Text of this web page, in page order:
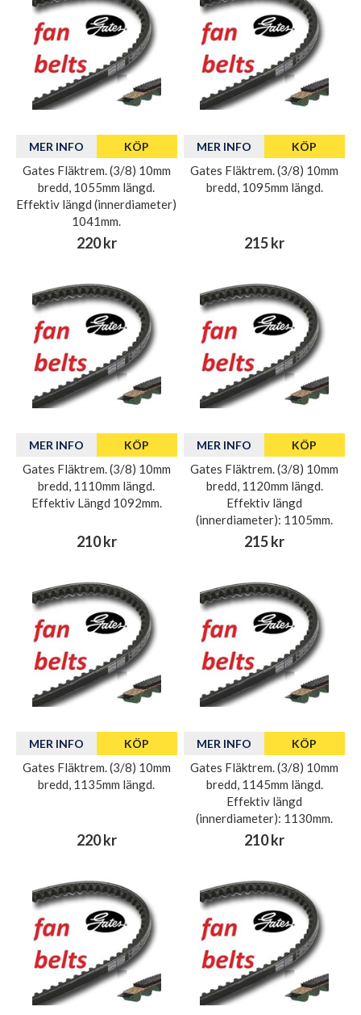
MER INFO KÖP
Gates Fläktrem. (3/8) 10mm
bredd, 1055mm längd.
Effektiv längd (innerdiameter)
1041mm.
220 kr
MER INFO KÖP
Gates Fläktrem. (3/8) 10mm
bredd, 1095mm längd.
215 kr
MER INFO KÖP
Gates Fläktrem. (3/8) 10mm
bredd, 1110mm längd.
Effektiv Längd 1092mm.
210 kr
MER INFO KÖP
Gates Fläktrem. (3/8) 10mm
bredd, 1120mm längd.
Effektiv längd
(innerdiameter): 1105mm.
215 kr
MER INFO KÖP
Gates Fläktrem. (3/8) 10mm
bredd, 1135mm längd.
220 kr
MER INFO KÖP
Gates Fläktrem. (3/8) 10mm
bredd, 1145mm längd.
Effektiv längd
(innerdiameter): 1130mm.
210 kr